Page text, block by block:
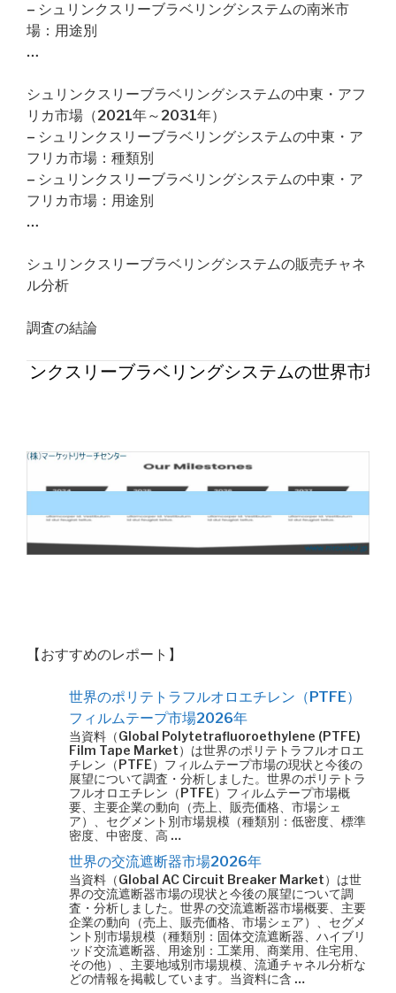
– シュリンクスリーブラベリングシステムの南米市
場：用途別
…
シュリンクスリーブラベリングシステムの中東・アフ
リカ市場（2021年～2031年）
– シュリンクスリーブラベリングシステムの中東・ア
フリカ市場：種類別
– シュリンクスリーブラベリングシステムの中東・ア
フリカ市場：用途別
…
シュリンクスリーブラベリングシステムの販売チャネ
ル分析
調査の結論
リンクスリーブラベリングシステムの世界市場
【おすすめのレポート】
世界のポリテトラフルオロエチレン（PTFE）
フィルムテープ市場2026年
当資料（Global Polytetrafluoroethylene (PTFE)
Film Tape Market）は世界のポリテトラフルオロエ
チレン（PTFE）フィルムテープ市場の現状と今後の
展望について調査・分析しました。世界のポリテトラ
フルオロエチレン（PTFE）フィルムテープ市場概
要、主要企業の動向（売上、販売価格、市場シェ
ア）、セグメント別市場規模（種類別：低密度、標準
密度、中密度、高 …
世界の交流遮断器市場2026年
当資料（Global AC Circuit Breaker Market）は世
界の交流遮断器市場の現状と今後の展望について調
査・分析しました。世界の交流遮断器市場概要、主要
企業の動向（売上、販売価格、市場シェア）、セグメ
ント別市場規模（種類別：固体交流遮断器、ハイブリ
ッド交流遮断器、用途別：工業用、商業用、住宅用、
その他）、主要地域別市場規模、流通チャネル分析な
どの情報を掲載しています。当資料に含 …